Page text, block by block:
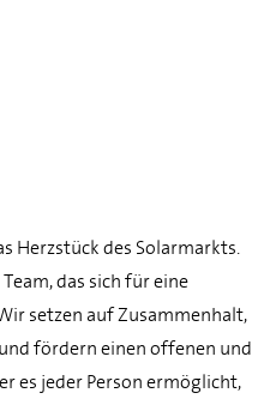
Herzstück des Solarmarkts.
das sich für eine
setzen auf Zusammenhalt,
fördern einen offenen und
es jeder Person ermöglicht,